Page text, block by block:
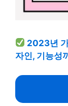
2023년
자인, 기능성